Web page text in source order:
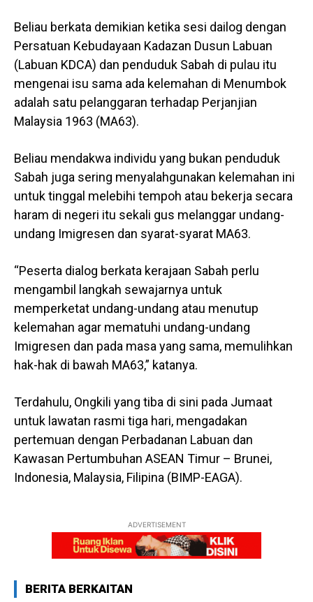
Beliau berkata demikian ketika sesi dailog dengan
Persatuan Kebudayaan Kadazan Dusun Labuan
(Labuan KDCA) dan penduduk Sabah di pulau itu
mengenai isu sama ada kelemahan di Menumbok
adalah satu pelanggaran terhadap Perjanjian
Malaysia 1963 (MA63).
Beliau mendakwa individu yang bukan penduduk
Sabah juga sering menyalahgunakan kelemahan ini
untuk tinggal melebihi tempoh atau bekerja secara
haram di negeri itu sekali gus melanggar undang-
undang Imigresen dan syarat-syarat MA63.
“Peserta dialog berkata kerajaan Sabah perlu
mengambil langkah sewajarnya untuk
memperketat undang-undang atau menutup
kelemahan agar mematuhi undang-undang
Imigresen dan pada masa yang sama, memulihkan
hak-hak di bawah MA63,” katanya.
Terdahulu, Ongkili yang tiba di sini pada Jumaat
untuk lawatan rasmi tiga hari, mengadakan
pertemuan dengan Perbadanan Labuan dan
Kawasan Pertumbuhan ASEAN Timur – Brunei,
Indonesia, Malaysia, Filipina (BIMP-EAGA).
ADVERTISEMENT
BERITA BERKAITAN